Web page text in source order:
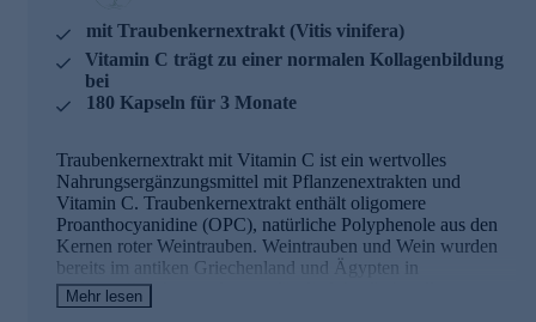
mit Traubenkernextrakt (Vitis vinifera)
Vitamin C trägt zu einer normalen Kollagenbildung
bei
180 Kapseln für 3 Monate
Traubenkernextrakt mit Vitamin C ist ein wertvolles
Nahrungsergänzungsmittel mit Pflanzenextrakten und
Vitamin C. Traubenkernextrakt enthält oligomere
Proanthocyanidine (OPC), natürliche Polyphenole aus den
Kernen roter Weintrauben. Weintrauben und Wein wurden
bereits im antiken Griechenland und Ägypten in
traditionellen Anwendungen für die Wundbehandlung
verwendet.
Mehr lesen